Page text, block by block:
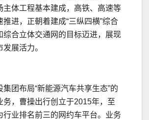
主体工程基本建成，高铁、高速等
推进，正朝着建成“三纵四横”综合
综合立体交通网的目标迈进，展现
展活力。
团布局“新能源汽车共享生态”的
务，曹操出行创立于2015年，至
行业排名前三的网约车平台。业务